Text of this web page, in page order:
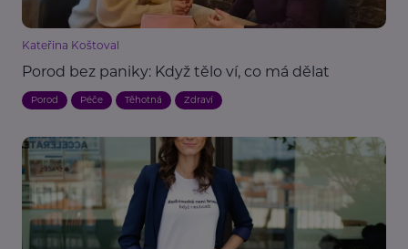
Kateřina Koštoval
Porod bez paniky: Když tělo ví, co má dělat
Porod Péče Těhotná Zdraví